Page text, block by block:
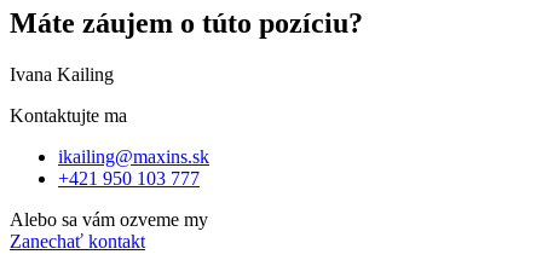
Máte záujem o túto pozíciu?
Ivana Kailing
Kontaktujte ma
ikailing@maxins.sk
+421 950 103 777
Alebo sa vám ozveme my
Zanechať kontakt